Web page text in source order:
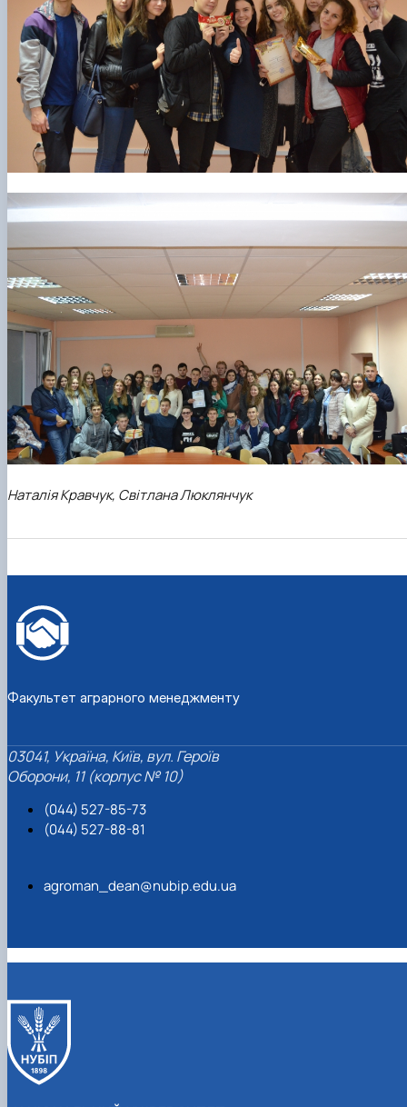
Наталія Кравчук, Cвітлана Люклянчук
Факультет аграрного менеджменту
03041, Україна, Київ, вул. Героїв
Оборони, 11 (корпус № 10)
(044) 527-85-73
(044) 527-88-81
agroman_dean@nubip.edu.ua